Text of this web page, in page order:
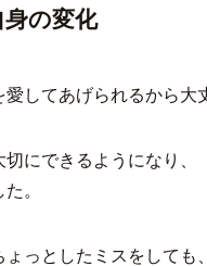
身の変化
愛してあげられるから大
切にできるようになり
。
ょっとしたミスをしても